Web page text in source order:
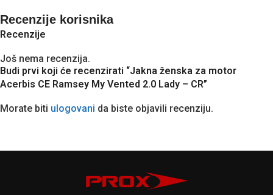
Recenzije korisnika
Recenzije
Još nema recenzija.
Budi prvi koji će recenzirati “Jakna ženska za motor
Acerbis CE Ramsey My Vented 2.0 Lady – CR”
Morate biti ulogovani da biste objavili recenziju.